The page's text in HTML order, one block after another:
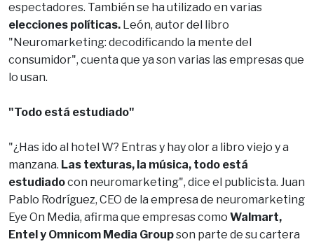
espectadores. También se ha utilizado en varias
elecciones políticas. León, autor del libro
"Neuromarketing: decodificando la mente del
consumidor", cuenta que ya son varias las empresas que
lo usan.
"Todo está estudiado"
"¿Has ido al hotel W? Entras y hay olor a libro viejo y a
manzana. Las texturas, la música, todo está
estudiadocon neuromarketing", dice el publicista. Juan
Pablo Rodríguez, CEO de la empresa de neuromarketing
Eye On Media, afirma que empresas como Walmart,
Entel y Omnicom Media Groupson parte de su cartera